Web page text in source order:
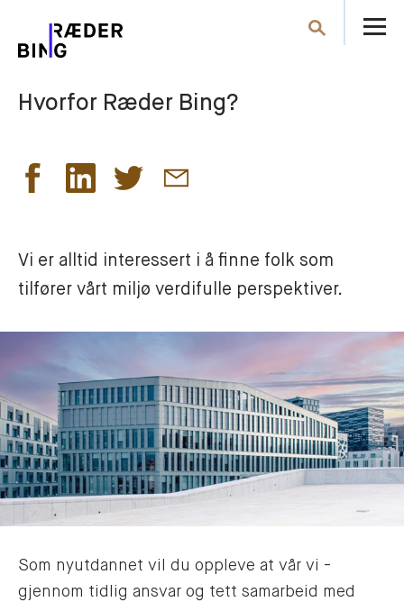
Søk
Hvorfor Ræder Bing?
Vi er alltid interessert i å finne folk som
tilfører vårt miljø verdifulle perspektiver.
Som nyutdannet vil du oppleve at vår vi -
gjennom tidlig ansvar og tett samarbeid med